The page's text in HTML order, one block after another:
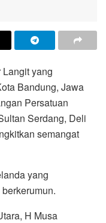
yang
Bandung, Jawa
Persatuan
Serdang, Deli
semangat
yang
H Musa